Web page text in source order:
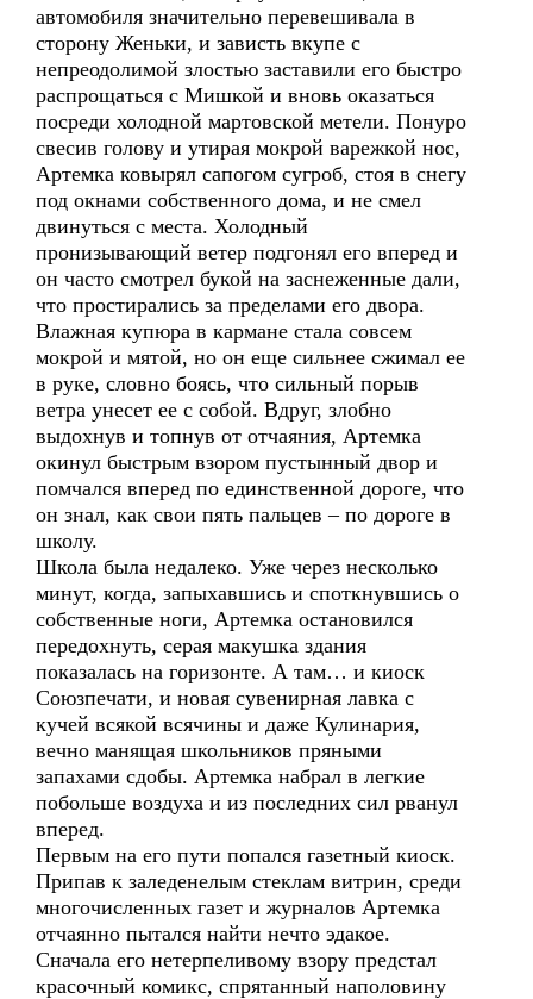
автомобиля значительно перевешивала в
сторону Женьки, и зависть вкупе с
непреодолимой злостью заставили его быстро
распрощаться с Мишкой и вновь оказаться
посреди холодной мартовской метели. Понуро
свесив голову и утирая мокрой варежкой нос,
Артемка ковырял сапогом сугроб, стоя в снегу
под окнами собственного дома, и не смел
двинуться с места. Холодный
пронизывающий ветер подгонял его вперед и
он часто смотрел букой на заснеженные дали,
что простирались за пределами его двора.
Влажная купюра в кармане стала совсем
мокрой и мятой, но он еще сильнее сжимал ее
в руке, словно боясь, что сильный порыв
ветра унесет ее с собой. Вдруг, злобно
выдохнув и топнув от отчаяния, Артемка
окинул быстрым взором пустынный двор и
помчался вперед по единственной дороге, что
он знал, как свои пять пальцев – по дороге в
школу.
Школа была недалеко. Уже через несколько
минут, когда, запыхавшись и споткнувшись о
собственные ноги, Артемка остановился
передохнуть, серая макушка здания
показалась на горизонте. А там… и киоск
Союзпечати, и новая сувенирная лавка с
кучей всякой всячины и даже Кулинария,
вечно манящая школьников пряными
запахами сдобы. Артемка набрал в легкие
побольше воздуха и из последних сил рванул
вперед.
Первым на его пути попался газетный киоск.
Припав к заледенелым стеклам витрин, среди
многочисленных газет и журналов Артемка
отчаянно пытался найти нечто эдакое.
Сначала его нетерпеливому взору предстал
красочный комикс, спрятанный наполовину